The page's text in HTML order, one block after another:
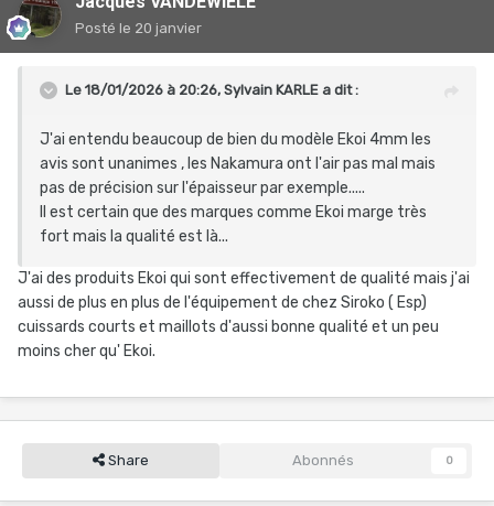
Posté le 20 janvier
Le 18/01/2026 à 20:26, Sylvain KARLE a dit :
J'ai entendu beaucoup de bien du modèle Ekoi 4mm les
avis sont unanimes , les Nakamura ont l'air pas mal mais
pas de précision sur l'épaisseur par exemple.....
Il est certain que des marques comme Ekoi marge très
fort mais la qualité est là...
J'ai des produits Ekoi qui sont effectivement de qualité mais j'ai
aussi de plus en plus de l'équipement de chez Siroko ( Esp)
cuissards courts et maillots d'aussi bonne qualité et un peu
moins cher qu' Ekoi.
Share Abonnés 0